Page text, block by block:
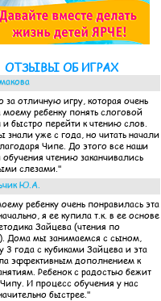
ОТЗЫВЫ ОБ ИГРАХ
за отличную игру, которая очень
ребенку понять слоговой
быстро перейти к чтению слов.
знали уже с года, но читать начали
Чипе. До этого все наши
чтению заканчивались
слезами."
Ю.А.
ребенку очень понравилась эта
я ее купила т.к. в ее основе
Зайцева (чтения по
Дома мы занимаемся с сыном,
3 года с кубиками Зайцева и эта
эффективным дополнением к
Ребенок с радостью бежит
Чипу. И процесс обучения у нас
быстрее."